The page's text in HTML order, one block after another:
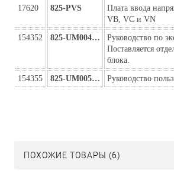
17620 825-PVS
Плата ввода
VB, VC и VN
154352 825-UM004…
Руководство по
Поставляется
блока.
154355 825-UM005… Руководство
ПОХОЖИЕ ТОВАРЫ (6)